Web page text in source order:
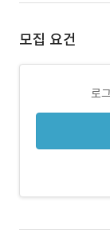
모집 요건
로